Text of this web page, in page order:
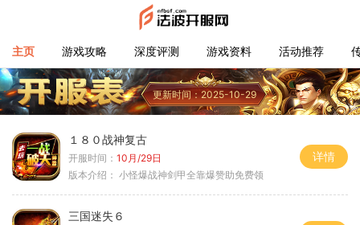
主页 游戏攻略 深度评测 游戏资料 活动推荐
更新时间：2025-10-29
１８０战神复古
开服时间： 10月/29日
版本介绍： 小怪爆战神剑甲全靠爆赞助免费领
详情
三国迷失６